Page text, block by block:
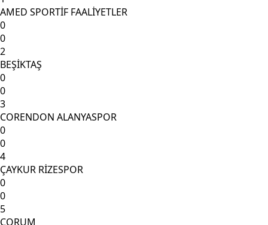
AMED SPORTİF FAALİYETLER
0
0
2
BEŞİKTAŞ
0
0
3
CORENDON ALANYASPOR
0
0
4
ÇAYKUR RİZESPOR
0
0
5
ÇORUM